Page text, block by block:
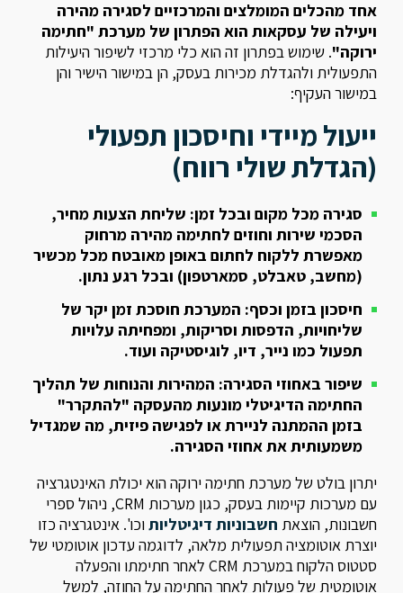
אחד מהכלים המומלצים והמרכזיים לסגירה מהירה
ויעילה של עסקאות הוא הפתרון של מערכת "חתימה
ירוקה". שימוש בפתרון זה הוא כלי מרכזי לשיפור היעילות
התפעולית ולהגדלת מכירות בעסק, הן במישור הישיר והן
במישור העקיף:
ייעול מיידי וחיסכון תפעולי
(הגדלת שולי רווח)
סגירה מכל מקום ובכל זמן: שליחת הצעות מחיר,
הסכמי שירות וחוזים לחתימה מהירה מרחוק
מאפשרת ללקוח לחתום באופן מאובטח מכל מכשיר
(מחשב, טאבלט, סמארטפון) ובכל רגע נתון.
חיסכון בזמן וכסף: המערכת חוסכת זמן יקר של
שליחויות, הדפסות וסריקות, ומפחיתה עלויות
תפעול כמו נייר, דיו, לוגיסטיקה ועוד.
שיפור באחוזי הסגירה: המהירות והנוחות של תהליך
החתימה הדיגיטלי מונעות מהעסקה "להתקרר"
בזמן ההמתנה לניירת או לפגישה פיזית, מה שמגדיל
משמעותית את אחוזי הסגירה.
יתרון בולט של מערכת חתימה ירוקה הוא יכולת האינטגרציה
עם מערכות קיימות בעסק, כגון מערכות CRM, ניהול ספרי
חשבונות, הוצאת חשבוניות דיגיטליותוכו'. אינטגרציה כזו
יוצרת אוטומציה תפעולית מלאה, לדוגמה עדכון אוטומטי של
סטטוס הלקוח במערכת CRM לאחר חתימתו והפעלה
אוטומטית של פעולות לאחר החתימה על החוזה, למשל